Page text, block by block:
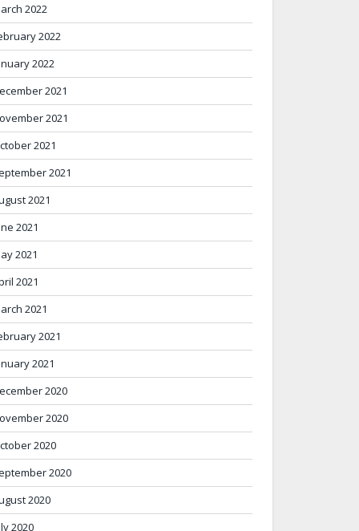
2022
2022
2022
2021
2021
2021
2021
2021
2021
2021
2021
2021
2021
2021
2020
2020
2020
2020
2020
2020